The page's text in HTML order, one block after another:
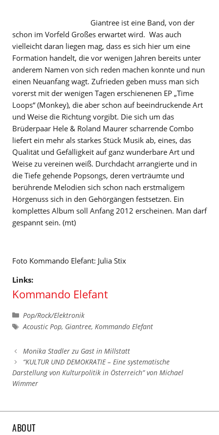
Giantree ist eine Band, von der
schon im Vorfeld Großes erwartet wird. Was auch
vielleicht daran liegen mag, dass es sich hier um eine
Formation handelt, die vor wenigen Jahren bereits unter
anderem Namen von sich reden machen konnte und nun
einen Neuanfang wagt. Zufrieden geben muss man sich
vorerst mit der wenigen Tagen erschienenen EP „Time
Loops“ (Monkey), die aber schon auf beeindruckende Art
und Weise die Richtung vorgibt. Die sich um das
Brüderpaar Hele & Roland Maurer scharrende Combo
liefert ein mehr als starkes Stück Musik ab, eines, das
Qualität und Gefälligkeit auf ganz wunderbare Art und
Weise zu vereinen weiß. Durchdacht arrangierte und in
die Tiefe gehende Popsongs, deren verträumte und
berührende Melodien sich schon nach erstmaligem
Hörgenuss sich in den Gehörgängen festsetzen. Ein
komplettes Album soll Anfang 2012 erscheinen. Man darf
gespannt sein. (mt)
Foto Kommando Elefant: Julia Stix
Links:
Kommando Elefant
Kategorien
Pop/Rock/Elektronik
Schlagwörter
Acoustic Pop, Giantree,Kommando Elefant
Monika Stadler zu Gast in Millstatt
“KULTUR UND DEMOKRATIE – Eine systematische
Darstellung von Kulturpolitik in Österreich” von Michael
Wimmer
ABOUT